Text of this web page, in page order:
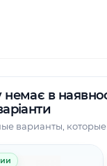
немає в
варианты,